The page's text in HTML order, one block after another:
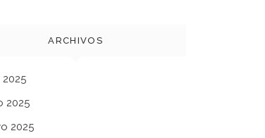
ARCHIVOS
2025
2025